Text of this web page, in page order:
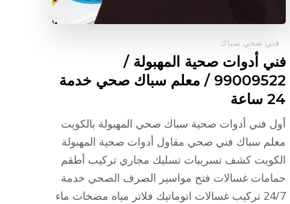
فني صحي سباك
فني أدوات صحية المهبولة /
99009522 / معلم سباك صحي خدمة
24 ساعة
أول فني أدوات صحية سباك صحي المهبولة بالكويت
معلم سباك فني صحي مقاول أدوات صحية المهبولة
الكويت كشف تسريبات تسليك مجاري تركيب أطقم
حمامات غسالات فتح مواسير الصرف الصحي خدمة
24/7 تركيب غسالات اتوماتيك فلاتر مياه مضخات ماء